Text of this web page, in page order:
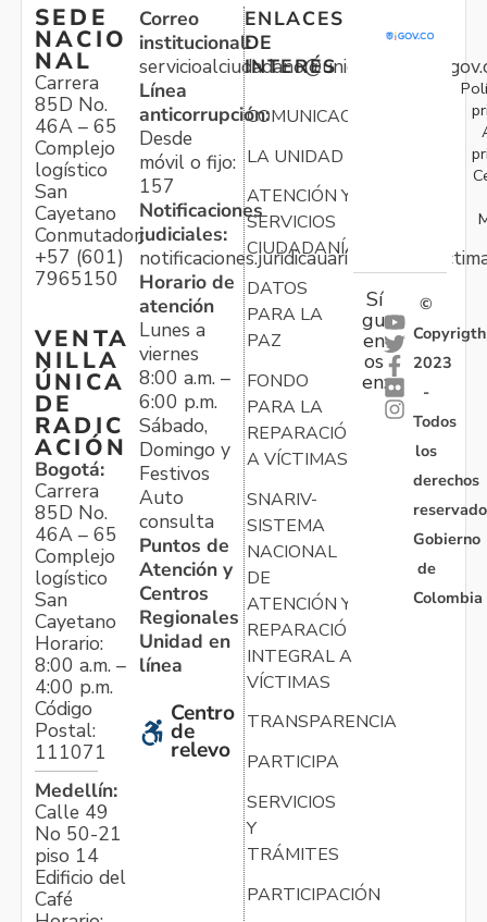
SEDE
NACIO
NAL
Carrera
85D No.
46A – 65
Complejo
logístico
San
Cayetano
Conmutador:
+57 (601)
7965150
VENTA
NILLA
ÚNICA
DE
RADIC
ACIÓN
Bogotá:
Carrera
85D No.
46A – 65
Complejo
logístico
San
Cayetano
Horario:
8:00 a.m. –
4:00 p.m.
Código
Postal:
111071
Medellín:
Calle 49
No 50-21
piso 14
Edificio del
Café
Correo
institucional:
Línea
anticorrupción:
Desde
móvil o fijo:
157
Notificaciones
judiciales:
Horario de
atención
Lunes a
viernes
8:00 a.m. –
6:00 p.m.
Sábado,
Domingo y
Festivos
Auto
consulta
Puntos de
Atención y
Centros
Regionales
Unidad en
línea
Centro
de
relevo
ENLACES
DE
INTERÉS
COMUNICACIONES
LA UNIDAD
ATENCIÓN Y
SERVICIOS
CIUDADANÍA
DATOS
PARA LA
PAZ
FONDO
PARA LA
REPARACIÓN
A VÍCTIMAS
SNARIV-
SISTEMA
NACIONAL
DE
ATENCIÓN Y
REPARACIÓN
INTEGRAL A
VÍCTIMAS
TRANSPARENCIA
PARTICIPA
SERVICIOS
Y
TRÁMITES
PARTICIPACIÓN
Sí
gu
en
os
en:
©
Copyrigth
2023
-
Todos
los
derechos
Gobierno
de
Colombia